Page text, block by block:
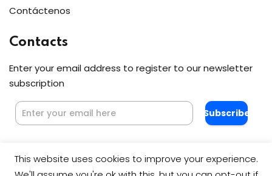
Contáctenos
Contacts
Enter your email address to register to our newsletter
subscription
Subscribe
This website uses cookies to improve your experience.